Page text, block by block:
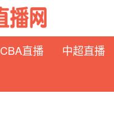
CBA直播 中超直播